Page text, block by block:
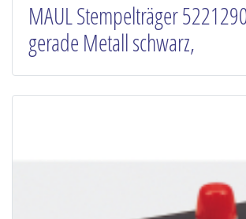
MAUL Stempelträger
gerade Metall schwarz,